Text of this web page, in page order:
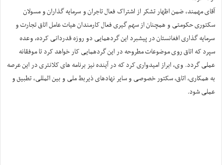
آقای مهمند، ضمن اظهار تشکر از اشتراک فعال تاجران و سرمایه گذاران و مسولان
سکتوری حکومتی و همچنان از سهم گیری فعال کارمندان هیات عامل اتاق تجارت و
سرمایه گذاری افغانستان در پیشبرد این گردهمایی دو روزه قدردانی کرده، وعده
سپرد که اتاق روی موضوعات مطروحه در این گردهمایی کار خواهد کرد تا موفقانه
عملی گردد. وی، ابراز امیدواری کرد که در آینده نیز برنامه های کلانتری در این عرصه
به همکاری، اتاق، سکتور خصوصی و سایر نهادهای ذیربط ملی و بین المللی، تطبیق و
عملی شود.